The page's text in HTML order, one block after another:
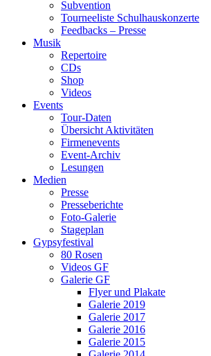
Subvention
Tourneeliste Schulhauskonzerte
Feedbacks – Presse
Musik
Repertoire
CDs
Shop
Videos
Events
Tour-Daten
Übersicht Aktivitäten
Firmenevents
Event-Archiv
Lesungen
Medien
Presse
Presseberichte
Foto-Galerie
Stageplan
Gypsyfestival
80 Rosen
Videos GF
Galerie GF
Flyer und Plakate
Galerie 2019
Galerie 2017
Galerie 2016
Galerie 2015